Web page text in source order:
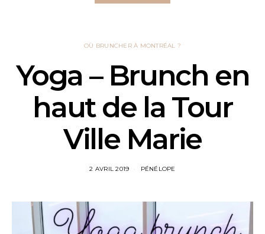
OÙ BRUNCHER À MONTRÉAL ?
Yoga – Brunch en
haut de la Tour
Ville Marie
2 AVRIL 2019 PÉNÉLOPE